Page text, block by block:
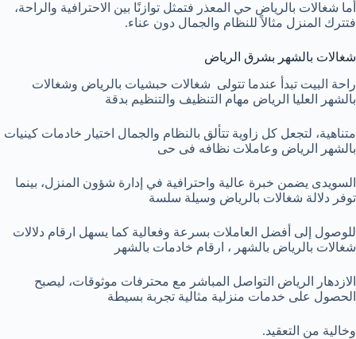
أما شغالات بالرياض حي المعذر فتمثل توازنًا بين الاحترافية والراحة،
فتترك المنزل مثالاً للنظام والجمال دون عناء.
شغالات بالشهر بشرق الرياض
راحة البيت تبدأ عندما تتولى شغالات حبشيات بالرياض وشغالات
بالشهر العليا الرياض مهام التنظيف والتنظيم بدقة
متناهية، لتجعل كل زاوية تتألق بالنظام والجمال اختيار خادمات كينيات
بالشهر الرياض وعاملات نظافه فى حى
السويدى يضمن خبرة عالية واحترافية في إدارة شؤون المنزل، بينما
توفر دلالة شغالات بالرياض وسيلة سلسة
للوصول إلى أفضل العاملات بسرعة وفعالية كما يسهل ارقام دلالات
شغالات بالرياض بالشهر ، ارقام خادمات بالشهر
الازدهار الرياض التواصل المباشر مع محترفات موثوقات، ليصبح
الحصول على خدمات منزلية مثالية تجربة بسيطة
وخالية من التعقيد.